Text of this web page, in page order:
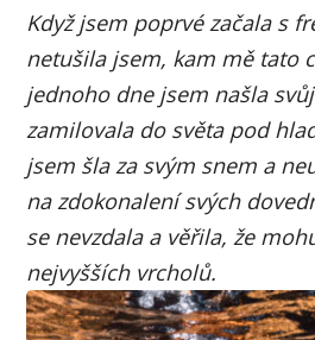
Když jsem poprvé začala s
netušila jsem, kam mě tato
jednoho dne jsem našla
zamilovala do světa pod
jsem šla za svým snem a
na zdokonalení svých
se nevzdala a věřila, že
nejvyšších vrcholů.